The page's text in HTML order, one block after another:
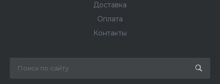
Доставка
Оплата
Контакты